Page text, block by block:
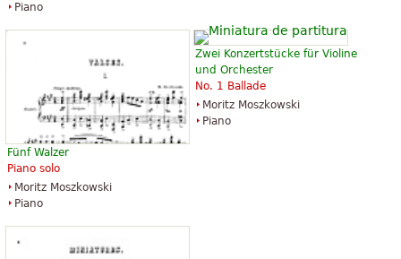
Piano
Fünf Walzer
Piano solo
Moritz Moszkowski
Piano
Zwei Konzertstücke für Violine
und Orchester
No. 1 Ballade
Moritz Moszkowski
Piano